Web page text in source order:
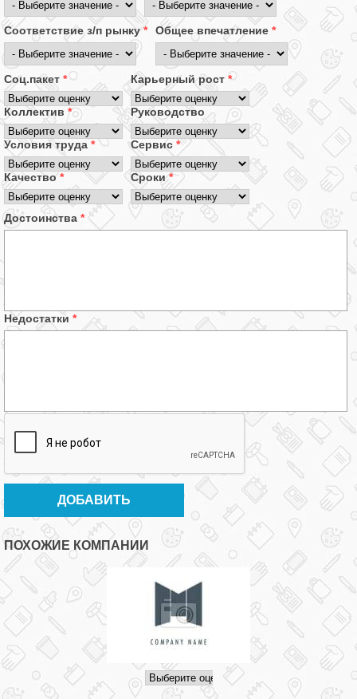
Соответствие з/п рынку* Общее впечатление *
Соц.пакет * Карьерный рост *
Коллектив * Руководство
Условия труда * Сервис *
Качество* Сроки*
Достоинства *
Недостатки *
ПОХОЖИЕ КОМПАНИИ